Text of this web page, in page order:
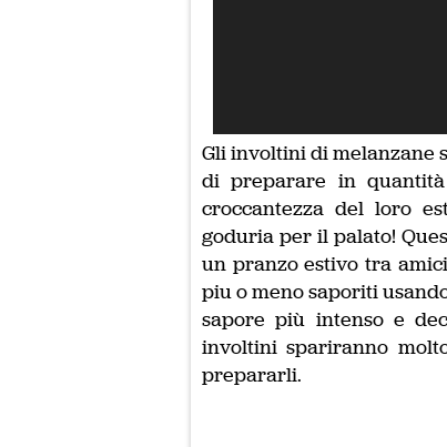
Gli involtini di melanzane
di preparare in
croccantezza del loro
goduria per il palato!
un pranzo estivo tra
piu o meno saporiti
sapore più intenso e
involtini spariranno
prepararli.